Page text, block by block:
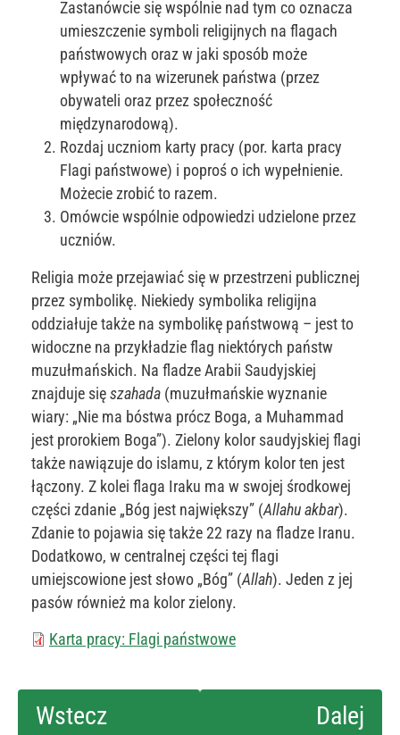
Zastanówcie się wspólnie nad tym co oznacza
umieszczenie symboli religijnych na flagach
państwowych oraz w jaki sposób może
wpływać to na wizerunek państwa (przez
obywateli oraz przez społeczność
międzynarodową).
Rozdaj uczniom karty pracy (por. karta pracy
Flagi państwowe) i poproś o ich wypełnienie.
Możecie zrobić to razem.
Omówcie wspólnie odpowiedzi udzielone przez
uczniów.
Religia może przejawiać się w przestrzeni publicznej
przez symbolikę. Niekiedy symbolika religijna
oddziałuje także na symbolikę państwową – jest to
widoczne na przykładzie flag niektórych państw
muzułmańskich. Na fladze Arabii Saudyjskiej
znajduje sięszahada (muzułmańskie wyznanie
wiary: „Nie ma bóstwa prócz Boga, a Muhammad
jest prorokiem Boga”). Zielony kolor saudyjskiej flagi
także nawiązuje do islamu, z którym kolor ten jest
łączony. Z kolei flaga Iraku ma w swojej środkowej
części zdanie „Bóg jest największy” (Allahu akbar).
Zdanie to pojawia się także 22 razy na fladze Iranu.
Dodatkowo, w centralnej części tej flagi
umiejscowione jest słowo „Bóg” (Allah). Jeden z jej
pasów również ma kolor zielony.
Karta pracy: Flagi państwowe